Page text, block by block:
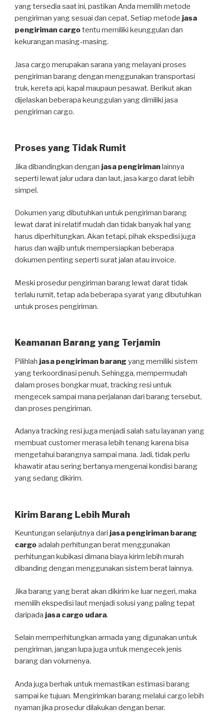
yang tersedia saat ini, pastikan Anda memilih metode
pengiriman yang sesuai dan cepat. Setiap metode jasa
pengiriman cargo tentu memiliki keunggulan dan
kekurangan masing-masing.
Jasa cargo merupakan sarana yang melayani proses
pengiriman barang dengan menggunakan transportasi
truk, kereta api, kapal maupaun pesawat. Berikut akan
dijelaskan beberapa keunggulan yang dimiliki jasa
pengiriman cargo.
Proses yang Tidak Rumit
Jika dibandingkan dengan jasa pengirimanlainnya
seperti lewat jalur udara dan laut, jasa kargo darat lebih
simpel.
Dokumen yang dibutuhkan untuk pengiriman barang
lewat darat ini relatif mudah dan tidak banyak hal yang
harus diperhitungkan. Akan tetapi, pihak ekspedisi juga
harus dan wajib untuk mempersiapkan beberapa
dokumen penting seperti surat jalan atau invoice.
Meski prosedur pengiriman barang lewat darat tidak
terlalu rumit, tetap ada beberapa syarat yang dibutuhkan
untuk proses pengiriman.
Keamanan Barang yang Terjamin
Pilihlah jasa pengiriman barang yang memiliki sistem
yang terkoordinasi penuh. Sehingga, mempermudah
dalam proses bongkar muat, tracking resi untuk
mengecek sampai mana perjalanan dari barang tersebut,
dan proses pengiriman.
Adanya tracking resi juga menjadi salah satu layanan yang
membuat customer merasa lebih tenang karena bisa
mengetahui barangnya sampai mana. Jadi, tidak perlu
khawatir atau sering bertanya mengenai kondisi barang
yang sedang dikirim.
Kirim Barang Lebih Murah
Keuntungan selanjutnya dari jasa pengiriman barang
cargo adalah perhitungan berat menggunakan
perhitungan kubikasi dimana biaya kirim lebih murah
dibanding dengan menggunakan sistem berat lainnya.
Jika barang yang berat akan dikirim ke luar negeri, maka
memilih ekspedisi laut menjadi solusi yang paling tepat
daripada jasa cargo udara.
Selain memperhitungkan armada yang digunakan untuk
pengiriman, jangan lupa juga untuk mengecek jenis
barang dan volumenya.
Anda juga berhak untuk memastikan estimasi barang
sampai ke tujuan. Mengirimkan barang melalui cargo lebih
nyaman jika prosedur dilakukan dengan benar.